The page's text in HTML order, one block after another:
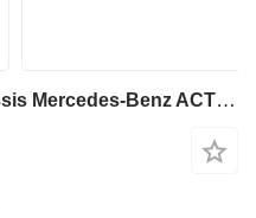
Schwing KVM 39 SX på chassis Mercedes-Benz ACTROS 2636 mp3 6x4 Schwing 39m pump 2012model